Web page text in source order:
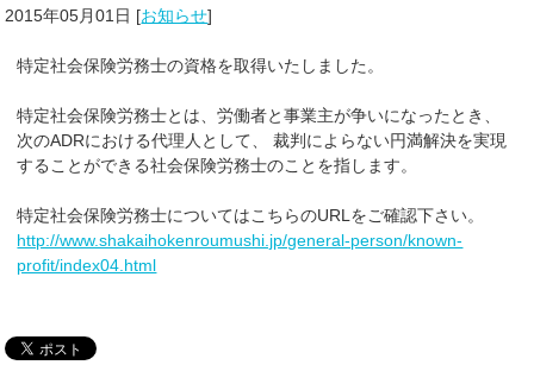
2015年05月01日 [お知らせ]
特定社会保険労務士の資格を取得いたしました。
特定社会保険労務士とは、労働者と事業主が争いになったとき、
次のADRにおける代理人として、 裁判によらない円満解決を実現
することができる社会保険労務士のことを指します。
特定社会保険労務士についてはこちらのURLをご確認下さい。
http://www.shakaihokenroumushi.jp/general-person/known-
profit/index04.html